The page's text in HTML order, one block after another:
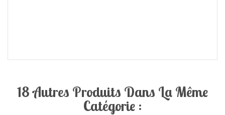
18 Autres Produits Dans La Même
Catégorie :